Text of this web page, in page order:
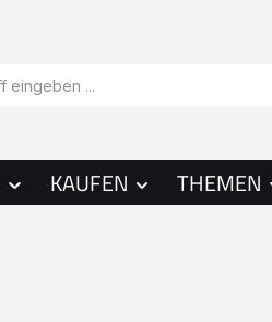
KAUFEN THEMEN